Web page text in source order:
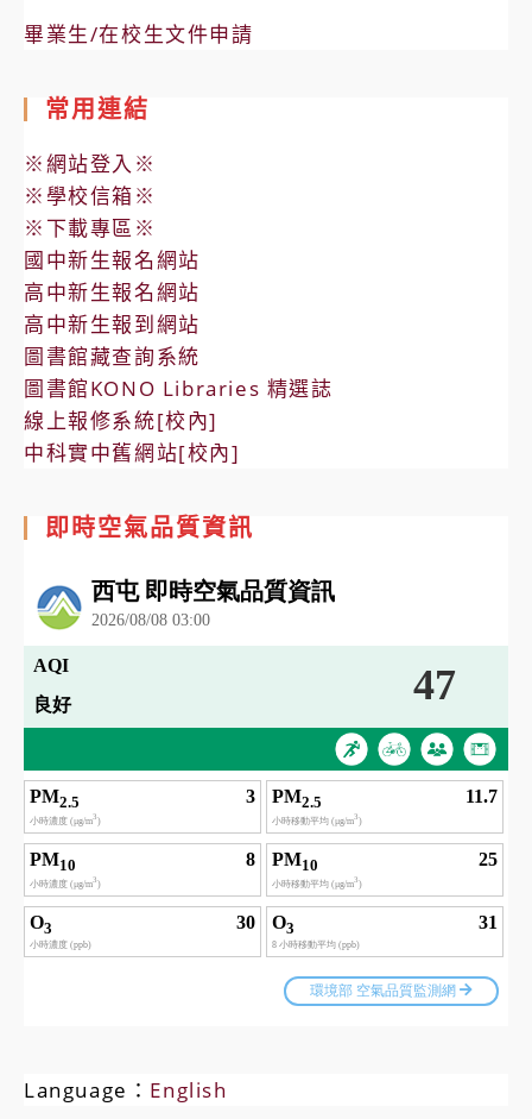
畢業生/在校生文件申請
常用連結
※網站登入※
※學校信箱※
※下載專區※
國中新生報名網站
高中新生報名網站
高中新生報到網站
圖書館藏查詢系統
圖書館KONO Libraries 精選誌
線上報修系統[校內]
中科實中舊網站[校內]
即時空氣品質資訊
Language： English